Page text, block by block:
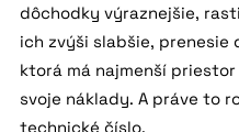
dôchodky výraznejšie,
ich zvýši slabšie, prenesie
ktorá má najmenší
svoje náklady. A práve to
technické číslo.